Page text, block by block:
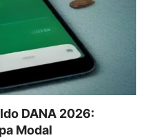
DANA 2026:
Modal